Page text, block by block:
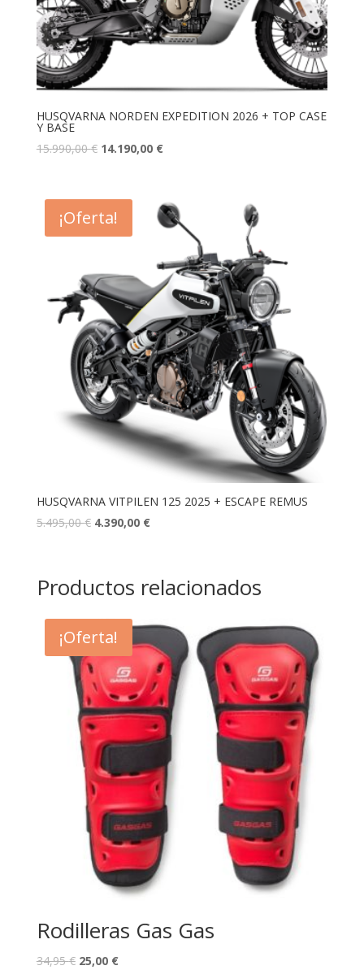
HUSQVARNA NORDEN EXPEDITION 2026 + TOP CASE
Y BASE
15.990,00€ 14.190,00 €
¡Oferta!
HUSQVARNA VITPILEN 125 2025 + ESCAPE REMUS
5.495,00€ 4.390,00 €
Productos relacionados
¡Oferta!
Rodilleras Gas Gas
34,95€ 25,00 €